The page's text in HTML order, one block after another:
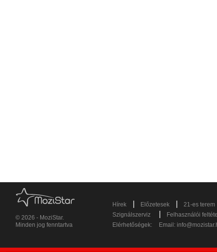
© 2026 - MoziStar.
Minden jog fenntartva
Hírek Előzetesek
21-es terem
Szignálszerviz
Felhasználói
Elérhetőségek:
Email: